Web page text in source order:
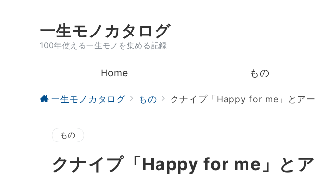
一生モノカタログ
100年使える一生モノを集める記録
Home もの
一生モノカタログ もの クナイプ「Happy for me」とア
もの
クナイプ「Happy for me」と